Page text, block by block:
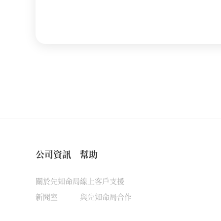
公司資訊
關於先知命局
新聞室
幫助
線上客戶支援
與先知命局合作